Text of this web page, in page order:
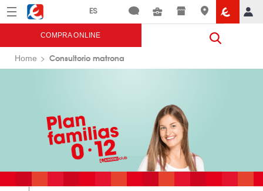
Menú Eroski
COMPRA ONLINE
Home Consultorio matrona